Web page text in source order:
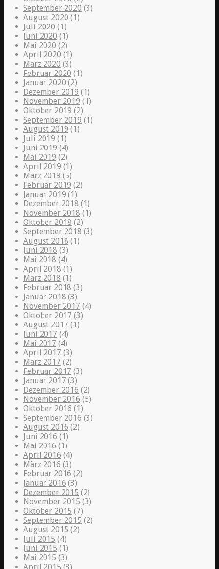
September 2020 (3)
August 2020 (1)
Juli 2020 (1)
Juni 2020 (1)
Mai 2020 (2)
April 2020 (1)
März 2020 (3)
Februar 2020 (1)
Januar 2020 (2)
Dezember 2019 (1)
November 2019 (1)
Oktober 2019 (2)
September 2019 (1)
August 2019 (1)
Juli 2019 (1)
Juni 2019 (4)
Mai 2019 (2)
April 2019 (1)
März 2019 (5)
Februar 2019 (2)
Januar 2019 (1)
Dezember 2018 (1)
November 2018 (1)
Oktober 2018 (2)
September 2018 (3)
August 2018 (1)
Juni 2018 (3)
Mai 2018 (4)
April 2018 (1)
März 2018 (1)
Februar 2018 (3)
Januar 2018 (3)
November 2017 (4)
Oktober 2017 (3)
August 2017 (1)
Juni 2017 (4)
Mai 2017 (4)
April 2017 (3)
März 2017 (2)
Februar 2017 (3)
Januar 2017 (3)
Dezember 2016 (2)
November 2016 (5)
Oktober 2016 (1)
September 2016 (3)
August 2016 (2)
Juni 2016 (1)
Mai 2016 (1)
April 2016 (4)
März 2016 (3)
Februar 2016 (2)
Januar 2016 (3)
Dezember 2015 (2)
November 2015 (3)
Oktober 2015 (7)
September 2015 (2)
August 2015 (2)
Juli 2015 (4)
Juni 2015 (1)
Mai 2015 (3)
April 2015 (3)